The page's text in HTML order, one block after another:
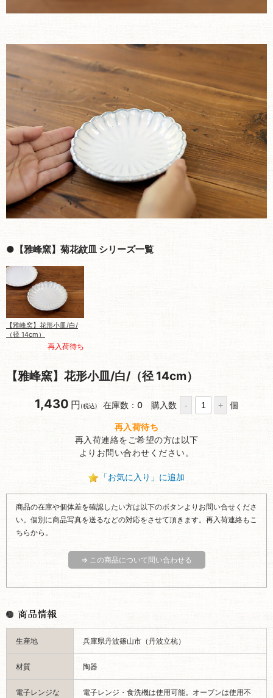
●【雅峰窯】菊花紋皿 シリーズ一覧
【雅峰窯】花形小皿/白/
（径 14cm）
再入荷待ち
【雅峰窯】花形小皿/白/（径 14cm）
1,430 円 (税込) 在庫数：0 購入数 個
再入荷待ち
再入荷連絡をご希望の方は以下
よりお問い合わせください。
「お気に入り」に追加
商品の在庫や個体差を確認したい方は以下のボタンよりお問い合せくださ
い。個別に商品写真を送るなどの対応をさせて頂きます。再入荷連絡もこ
ちらから。
⇒ この商品について問い合わせる
生産地 兵庫県丹波篠山市（丹波立杭）
材質 陶器
電子レンジな 電子レンジ・食洗機は使用可能。オーブンは使用不